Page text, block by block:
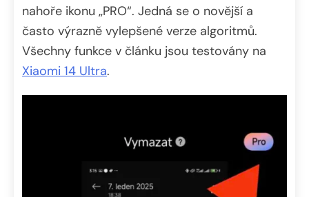
nahoře ikonu „PRO“. Jedná se o novější a
často výrazně vylepšené verze algoritmů.
Všechny funkce v článku jsou testovány na
Xiaomi 14 Ultra.